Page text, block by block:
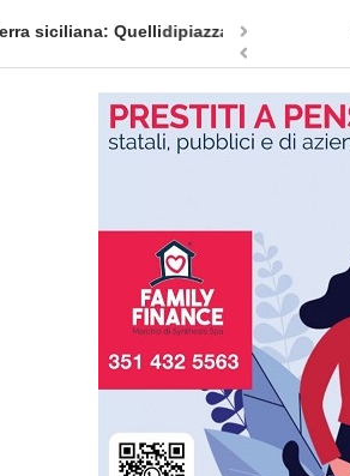
Quellidipiazzatrinità Tag Heuer